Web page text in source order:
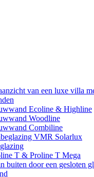
Ecoline & Highline
Woodline
Combiline
T & Proline T Mega